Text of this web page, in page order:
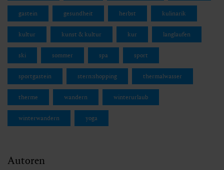
gastein gesundheit herbst kulinarik
kultur kunst & kultur kur langlaufen
ski sommer spa sport
sportgastein stern:shopping thermalwasser
therme wandern winterurlaub
winterwandern yoga
Autoren